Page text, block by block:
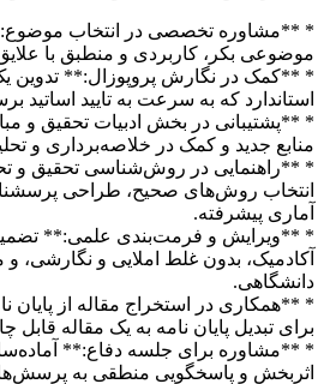
* **مشاوره تخصصی در انتخاب موضوع:**
موضوعی بکر، کاربردی و منطبق با
* **کمک در نگارش پروپوزال:** تدوین
استاندارد که به سرعت به تایید اساتید
* **پشتیبانی در بخش ادبیات تحقیق و
منابع جدید و کمک در خلاصه‌برداری و
* **راهنمایی در روش‌شناسی تحقیق و
انتخاب روش‌های صحیح، طراحی
آماری پیشرفته.
* **ویرایش و فرمت‌بندی علمی:**
آکادمیک، بدون غلط املایی و نگارشی،
دانشگاهی.
* **همکاری در استخراج مقاله از پایان
برای تبدیل پایان نامه به یک مقاله
* **مشاوره برای جلسه دفاع:**
اثربخش و پاسخگویی منطقی به